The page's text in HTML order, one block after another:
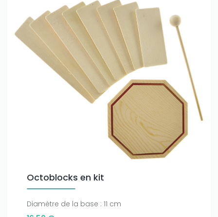
Octoblocks en kit
Diamètre de la base : 11 cm